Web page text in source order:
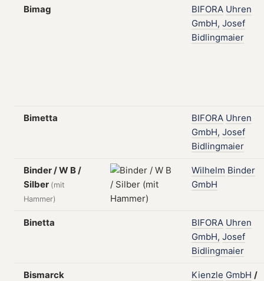
Bimag BIFORA Uhren
GmbH, Josef
Bidlingmaier
Bimetta BIFORA Uhren
GmbH, Josef
Bidlingmaier
Binder / W B /
Silber (mit
Hammer)
Wilhelm Binder
GmbH
Binetta BIFORA Uhren
GmbH, Josef
Bidlingmaier
Bismarck Kienzle GmbH /